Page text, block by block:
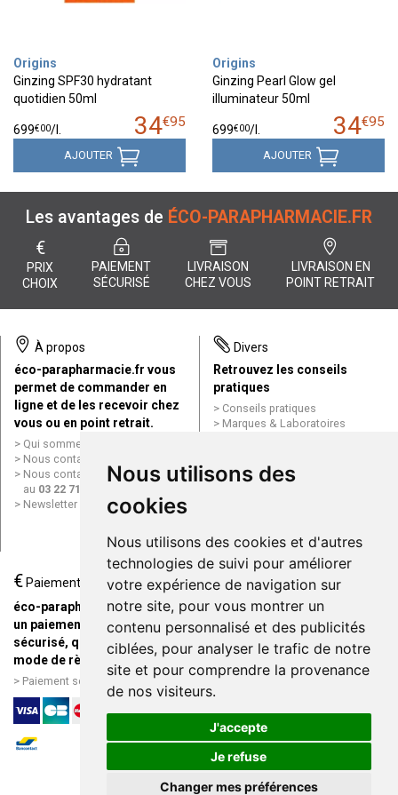
Nous utilisons des
cookies
Nous utilisons des cookies et d'autres
technologies de suivi pour améliorer
votre expérience de navigation sur
notre site, pour vous montrer un
contenu personnalisé et des publicités
ciblées, pour analyser le trafic de notre
site et pour comprendre la provenance
de nos visiteurs.
J'accepte
Je refuse
Changer mes préférences
Origins
Ginzing SPF30 hydratant
quotidien 50ml
34€95
699€00/
AJOUTER
Origins
Ginzing Pearl Glow gel
illuminateur 50ml
34€95
699€00/
AJOUTER
Les avantages de ÉCO-PARAPHARMACIE.FR
€
PRIX
CHOIX
PAIEMENT
SÉCURISÉ
LIVRAISON
CHEZ VOUS
LIVRAISON EN
POINT RETRAIT
À propos
éco-parapharmacie.fr vous
permet de commander en
ligne et de les recevoir chez
vous ou en point retrait.
Qui sommes nous ?
Nous contacter par e-mail
Nous contacter par téléphone
au 03 22 71 64 10
Newsletter
Divers
Retrouvez les conseils
pratiques
Conseils pratiques
Marques & Laboratoires
Mentions légales
Données personnelles
ligne
€ Paiement
éco-parapharmacie.fr offre
un paiement entièrement
sécurisé, quel que soit le
mode de règlement
Paiement sécurisé et simple
Livraison / Point retrait
Commandez en ligne et
recevez votre commande
rapidement chez vous ou en
point retrait
Livraison chez vous ou en